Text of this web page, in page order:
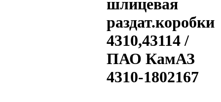
шлицевая
раздат.коробки
4310,43114 /
ПАО КамАЗ
4310-1802167